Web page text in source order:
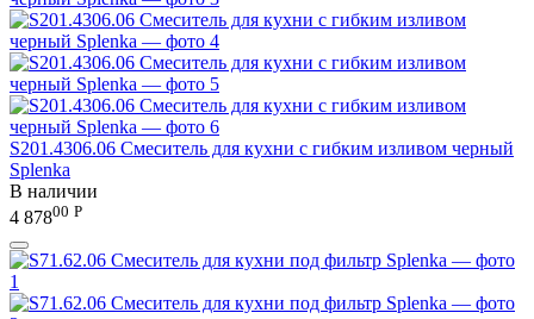
S201.4306.06 Смеситель для кухни с гибким изливом черный
Splenka
В наличии
4 87800 Р